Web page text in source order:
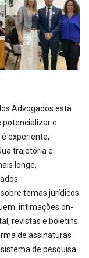
Advogados está
potencializar e
experiente,
trajetória e
longe,
temas jurídicos
intimações on-
revistas e boletins
de assinaturas
de pesquisa